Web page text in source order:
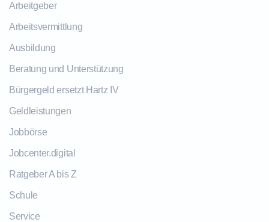
Arbeitgeber
Arbeitsvermittlung
Ausbildung
Beratung und Unterstützung
Bürgergeld ersetzt Hartz IV
Geldleistungen
Jobbörse
Jobcenter.digital
Ratgeber A bis Z
Schule
Service